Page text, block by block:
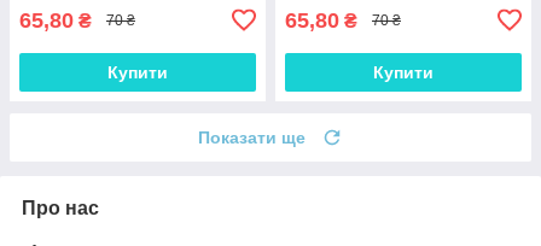
65,80 ₴ 70 ₴
Купити
65,80 ₴ 70 ₴
Купити
Показати ще
Про нас